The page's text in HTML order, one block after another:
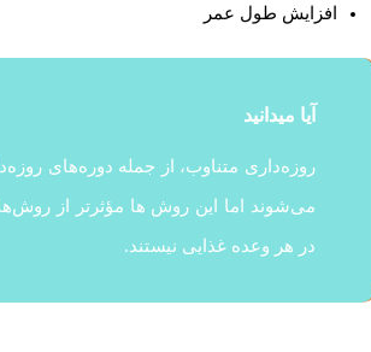
افزایش طول عمر
آیا میدانید
می‌شوند اما این روش ها مؤثرتر از
در هر وعده غذایی نیستند.